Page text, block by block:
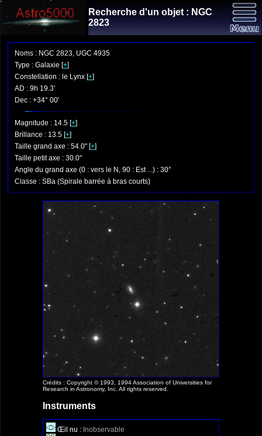
Recherche d'un objet : NGC
2823
Noms : NGC 2823, UGC 4935
Type : Galaxie [+]
Constellation : le Lynx [+]
AD : 9h 19.3'
Dec : +34° 00'
Magnitude : 14.5 [+]
Brillance : 13.5 [+]
Taille grand axe : 54.0'' [+]
Taille petit axe : 30.0''
Angle du grand axe (0 : vers le N, 90 : Est ...) : 30°
Classe : SBa (Spirale barrée à bras courts)
Crédits : Copyright © 1993, 1994 Association of Universities for
Research in Astronomy, Inc. All rights reserved.
Instruments
Œil nu : Inobservable